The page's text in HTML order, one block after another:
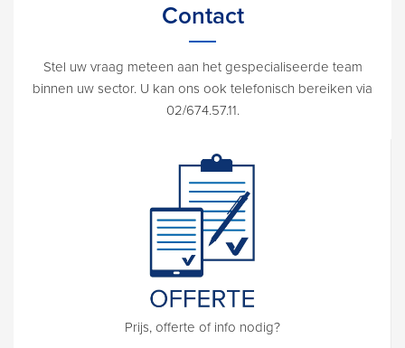
Contact
Stel uw vraag meteen aan het gespecialiseerde team
binnen uw sector. U kan ons ook telefonisch bereiken via
02/674.57.11.
Prijs, offerte of info nodig?